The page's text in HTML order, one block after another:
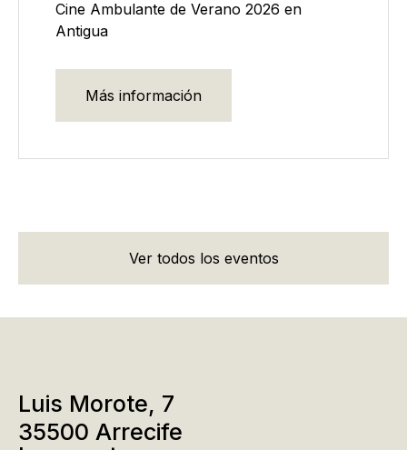
Cine Ambulante de Verano 2026 en
Antigua
Más información
Ver todos los eventos
Luis Morote, 7
35500 Arrecife